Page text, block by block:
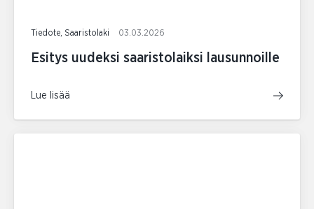
Tiedote, Saaristolaki 03.03.2026
Esitys uudeksi saaristolaiksi lausunnoille
Lue lisää